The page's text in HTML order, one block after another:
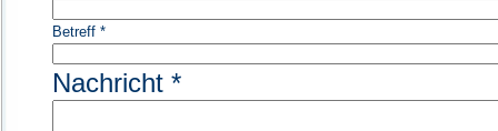
Betreff *
Nachricht *